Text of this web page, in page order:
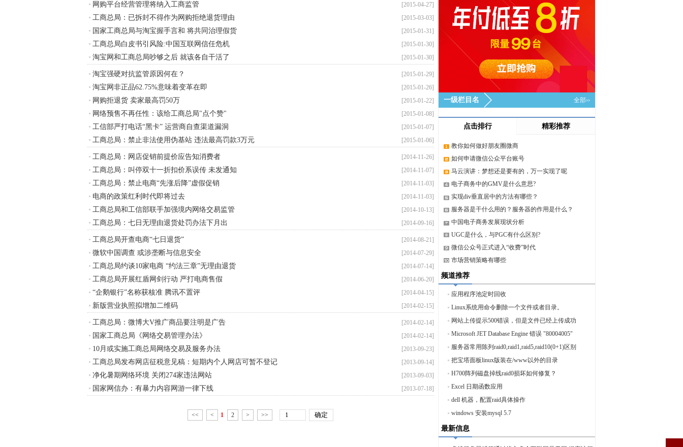
[2015-04-27]
网购平台经营管理将纳入工商监管
[2015-03-03]
工商总局：已拆封不得作为网购拒绝退货理由
[2015-01-31]
国家工商总局与淘宝握手言和 将共同治理假货
[2015-01-30]
工商总局白皮书引风险:中国互联网信任危机
[2015-01-30]
淘宝网和工商总局吵够之后 就该各自干活了
[2015-01-29]
淘宝强硬对抗监管原因何在？
[2015-01-26]
淘宝网非正品62.75%意味着变革在即
[2015-01-22]
网购拒退货 卖家最高罚50万
[2015-01-08]
网络预售不再任性：该给工商总局"点个赞"
[2015-01-07]
工信部严打电话“黑卡” 运营商自查渠道漏洞
[2015-01-06]
工商总局：禁止非法使用伪基站 违法最高罚款3万元
[2014-11-26]
工商总局：网店促销前提价应告知消费者
[2014-11-07]
工商总局：叫停双十一折扣价系误传 未发通知
[2014-11-03]
工商总局：禁止电商“先涨后降”虚假促销
[2014-11-03]
电商的政策红利时代即将过去
[2014-10-13]
工商总局和工信部联手加强境内网络交易监管
[2014-09-16]
工商总局：七日无理由退货处罚办法下月出
[2014-08-21]
工商总局开查电商“七日退货”
[2014-07-29]
微软中国调查 或涉垄断与信息安全
[2014-07-14]
工商总局约谈10家电商 “约法三章”无理由退货
[2014-06-20]
工商总局开展红盾网剑行动 严打电商售假
[2014-04-15]
“企鹅银行”名称获核准 腾讯不置评
[2014-02-15]
新版营业执照拟增加二维码
[2014-02-14]
工商总局：微博大V推广商品要注明是广告
[2014-02-14]
国家工商总局《网络交易管理办法》
[2013-09-23]
10月或实施工商总局网络交易及服务办法
[2013-09-14]
工商总局发布网店征税意见稿：短期内个人网店可暂不登记
[2013-09-03]
净化暑期网络环境 关闭274家违法网站
[2013-07-18]
国家网信办：有暴力内容网游一律下线
<< < 1 2 > >>
一级栏目名 全部››
点击排行 精彩推荐
教你如何做好朋友圈微商
如何申请微信公众平台账号
马云演讲：梦想还是要有的，万一实现了呢
电子商务中的GMV是什么意思?
实现div垂直居中的方法有哪些？
服务器是干什么用的？服务器的作用是什么？
中国电子商务发展现状分析
UGC是什么，与PGC有什么区别?
微信公众号正式进入“收费”时代
市场营销策略有哪些
频道推荐
应用程序池定时回收
Linux系统用命令删除一个文件或者目录。
网站上传提示500错误，但是文件已经上传成功
Microsoft JET Database Engine 错误 "80004005"
服务器常用陈列raid0,raid1,raid5,raid10(0+1)区别
把宝塔面板linux版装在/www以外的目录
H700阵列磁盘掉线raid0损坏如何修复？
Excel 日期函数应用
dell 机器，配置raid具体操作
windows 安装mysql 5.7
最新信息